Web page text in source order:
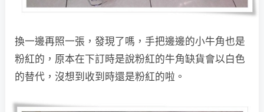
換一邊再照一張，發現了嗎，手把邊邊的小牛角也是
粉紅的，原本在下訂時是說粉紅的牛角缺貨會以白色
的替代，沒想到收到時還是粉紅的啦。